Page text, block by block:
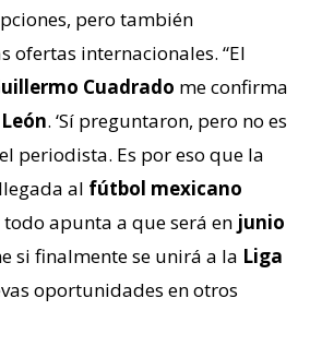
pero también
ofertas internacionales. “El
Cuadrado me confirma
. ‘Sí preguntaron, pero no es
periodista. Es por eso que la
al fútbol mexicano
apunta a que será en junio
si finalmente se unirá a la Liga
oportunidades en otros